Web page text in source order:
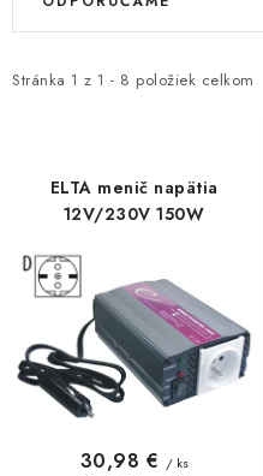
i
d
t
o
Stránka 1 z 1 - 8 položiek celkom
e
r
u
k
ELTA menič napätia
12V/230V 150W
30,98 € / ks